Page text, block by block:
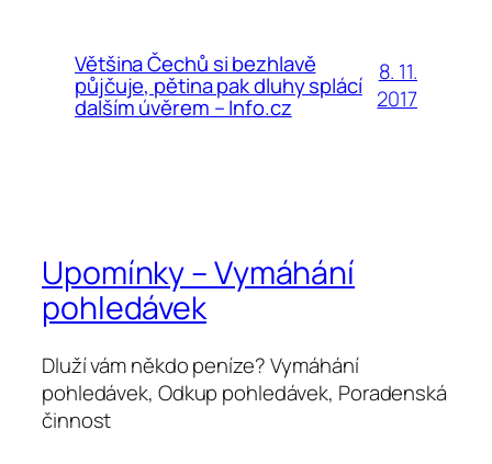
Většina Čechů si bezhlavě
půjčuje, pětina pak dluhy splácí
dalším úvěrem – Info.cz
8. 11.
2017
Upomínky – Vymáhání
pohledávek
Dluží vám někdo peníze? Vymáhání
pohledávek, Odkup pohledávek, Poradenská
činnost